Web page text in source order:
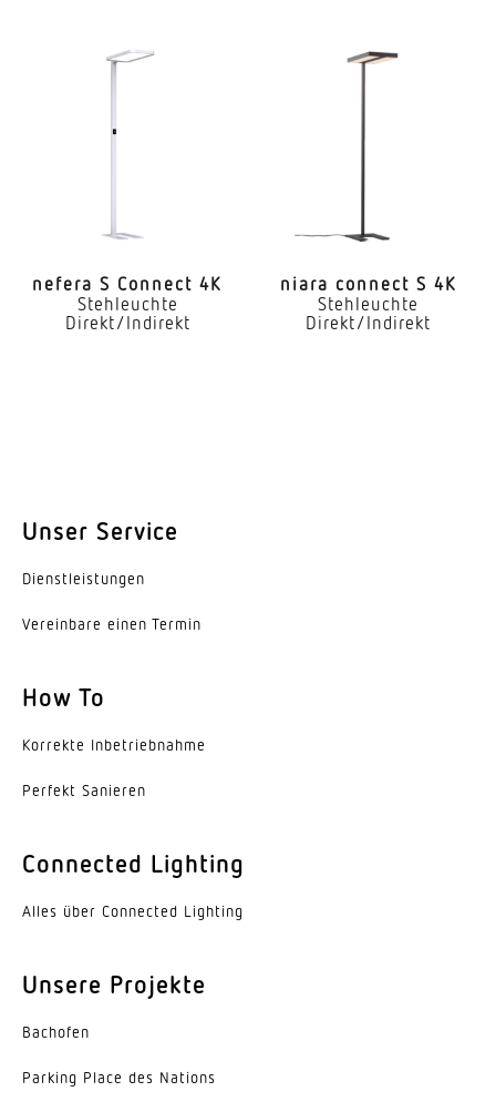
nefera S Connect 4K
Stehleuchte
Direkt/Indirekt
niara connect S 4K
Stehleuchte
Direkt/Indirekt
Unser Service
Dienst­leis­tungen
Vereinbare einen Termin
How To
Korrekte Inbe­trieb­nahme
Perfekt Sanieren
Connected Lighting
Alles über Connected Lighting
Unsere Projekte
Bachofen
Parking Place des Nations